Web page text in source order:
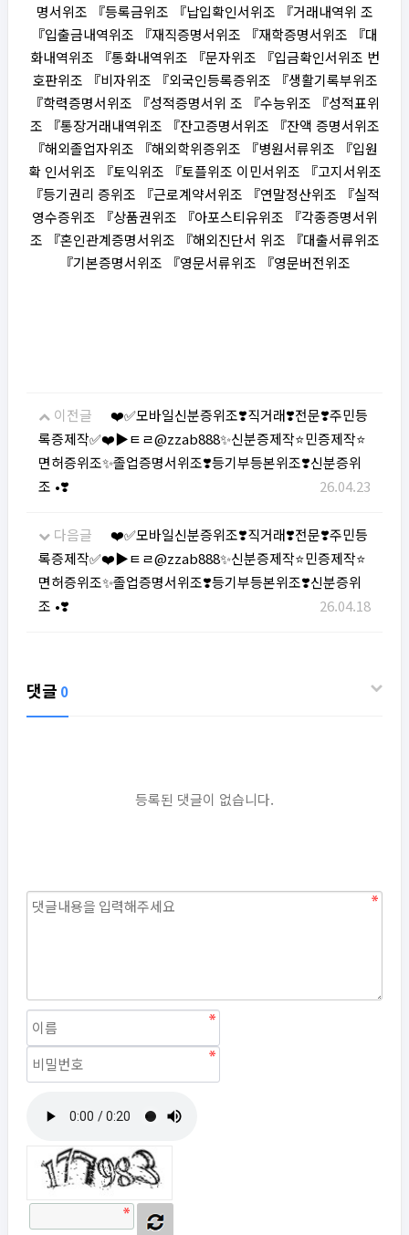
명서위조 『등록금위조 『납입확인서위조 『거래내역위 조
『입출금내역위조 『재직증명서위조 『재학증명서위조 『대
화내역위조 『통화내역위조 『문자위조 『입금확인서위조 번
호판위조 『비자위조 『외국인등록증위조 『생활기록부위조
『학력증명서위조 『성적증명서위 조 『수능위조 『성적표위
조 『통장거래내역위조 『잔고증명서위조 『잔액 증명서위조
『해외졸업자위조 『해외학위증위조 『병원서류위조 『입원
확 인서위조 『토익위조 『토플위조 이민서위조 『고지서위조
『등기권리 증위조 『근로계약서위조 『연말정산위조 『실적
영수증위조 『상품권위조 『아포스티유위조 『각종증명서위
조 『혼인관계증명서위조 『해외진단서 위조 『대출서류위조
『기본증명서위조 『영문서류위조 『영문버전위조
이전글
❤️✅모바일신분증위조❣️직거래❣️전문❣️주민등
록증제작✅❤️▶ㅌㄹ@zzab888✨신분증제작⭐민증제작⭐
면허증위조✨졸업증명서위조❣️등기부등본위조❣️신분증위
조 •❣️
26.04.23
다음글
❤️✅모바일신분증위조❣️직거래❣️전문❣️주민등
록증제작✅❤️▶ㅌㄹ@zzab888✨신분증제작⭐민증제작⭐
면허증위조✨졸업증명서위조❣️등기부등본위조❣️신분증위
조 •❣️
26.04.18
댓글 0
등록된 댓글이 없습니다.